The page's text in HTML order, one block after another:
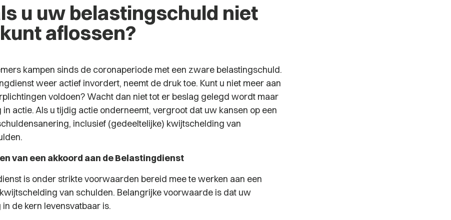
u uw belastingschuld niet
aflossen?
kampen sinds de coronaperiode met een zware belastingschuld.
weer actief invordert, neemt de druk toe. Kunt u niet meer aan
voldoen? Wacht dan niet tot er beslag gelegd wordt maar
in actie. Als u tijdig actie onderneemt, vergroot dat uw kansen op een
inclusief (gedeeltelijke) kwijtschelding van
van een akkoord aan de Belastingdienst
is onder strikte voorwaarden bereid mee te werken aan een
van schulden. Belangrijke voorwaarde is dat uw
de kern levensvatbaar is.